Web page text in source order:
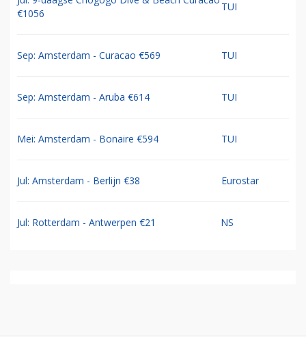
€1056
TUI
Sep: Amsterdam - Curacao €569 TUI
Sep: Amsterdam - Aruba €614 TUI
Mei: Amsterdam - Bonaire €594 TUI
Jul: Amsterdam - Berlijn €38 Eurostar
Jul: Rotterdam - Antwerpen €21 NS